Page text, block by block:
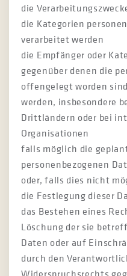
die
die Kategorien
verarbeitet werden
die Empfänger oder
gegenüber denen die
offengelegt worden
werden, insbesondere
Drittländern oder bei
Organisationen
falls möglich die
personenbezogenen
oder, falls dies nicht
die Festlegung dieser
das Bestehen eines
Löschung der sie
Daten oder auf
durch den